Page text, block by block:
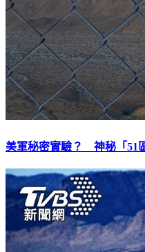
美軍秘密實驗？ 神秘「51